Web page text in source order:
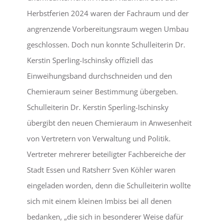
Herbstferien 2024 waren der Fachraum und der
angrenzende Vorbereitungsraum wegen Umbau
geschlossen. Doch nun konnte Schulleiterin Dr.
Kerstin Sperling-Ischinsky offiziell das
Einweihungsband durchschneiden und den
Chemieraum seiner Bestimmung übergeben.
Schulleiterin Dr. Kerstin Sperling-Ischinsky
übergibt den neuen Chemieraum in Anwesenheit
von Vertretern von Verwaltung und Politik.
Vertreter mehrerer beteiligter Fachbereiche der
Stadt Essen und Ratsherr Sven Köhler waren
eingeladen worden, denn die Schulleiterin wollte
sich mit einem kleinen Imbiss bei all denen
bedanken, „die sich in besonderer Weise dafür